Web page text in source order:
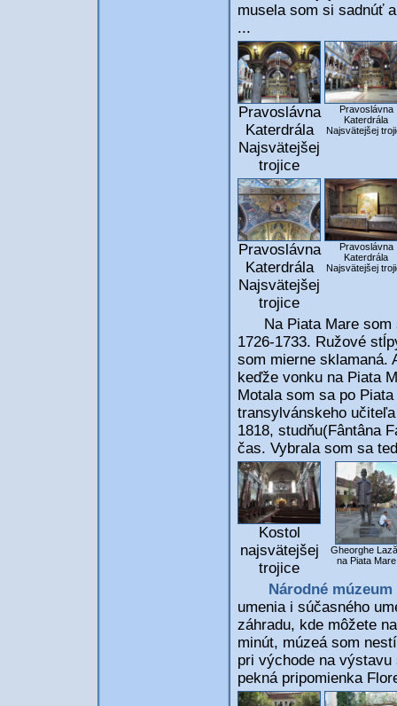
musela som si sadnúť
...
Pravoslávna
Katerdrála
Najsvätejšej
trojice
Pravoslávna
Katerdrála
Najsvätejšej
Pravoslávna
Katerdrála
Najsvätejšej
trojice
Pravoslávna
Katerdrála
Najsvätejšej
Na Piata Mare som
1726-1733. Ružové
som mierne sklamaná.
keďže vonku na Piata
Motala som sa po
transylvánskeho
1818, studňu(Fântâna
čas. Vybrala som sa
Kostol
najsvätejšej
trojice
Gheorghe
na Piata Mare
Národné
umenia i súčasného
záhradu, kde môžete
minút, múzeá som
pri východe na
pekná pripomienka